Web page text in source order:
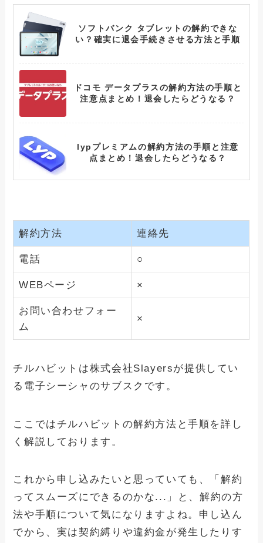
ソフトバンク タブレットの解約できな
い？確実に退会手続きさせる方法と手順
ドコモ データプラスの解約方法の手順と
注意点まとめ！退会したらどうなる？
lypプレミアムの解約方法の手順と注意
点まとめ！退会したらどうなる？
ドクターチルの解約方法の手順と注意点
dramaboxの解約できない？確実に退会
winskinの解約できない？確実に退会手
続きさせる方法と手順
解約方法 連絡先
電話 ○
WEBページ ×
お問い合わせフォー
ム
×
チルハビットは株式会社Slayersが提供してい
る電子シーシャのサブスクです。
ここではチルハビットの解約方法と手順を詳し
く解説しております。
これから申し込みたいと思っていても、「解約
ってスムーズにできるのかな...」と、解約の方
法や手順について気になりますよね。申し込ん
でから、実は契約縛りや違約金が発生したりす